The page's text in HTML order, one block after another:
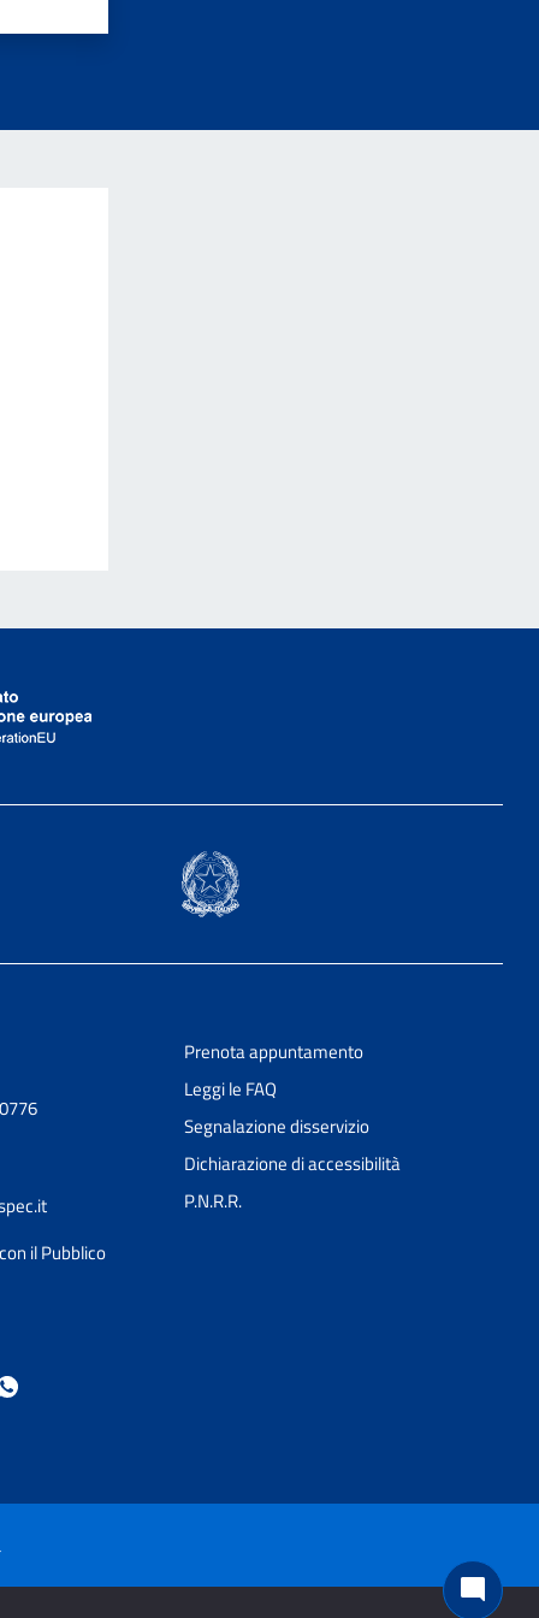
mode_comment
il Pubblico
Prenota appuntamento
Leggi le FAQ
Segnalazione disservizio
Dichiarazione di accessibilità
P.N.R.R.